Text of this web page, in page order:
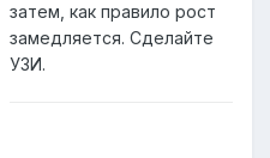
затем, как правило рост
замедляется. Сделайте
УЗИ.